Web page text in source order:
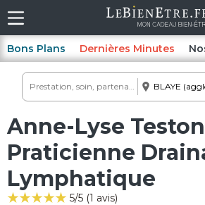
Bons Plans Dernières Minutes
Anne-Lyse
Praticienne
Lymphatique
5/5 (1 avis)